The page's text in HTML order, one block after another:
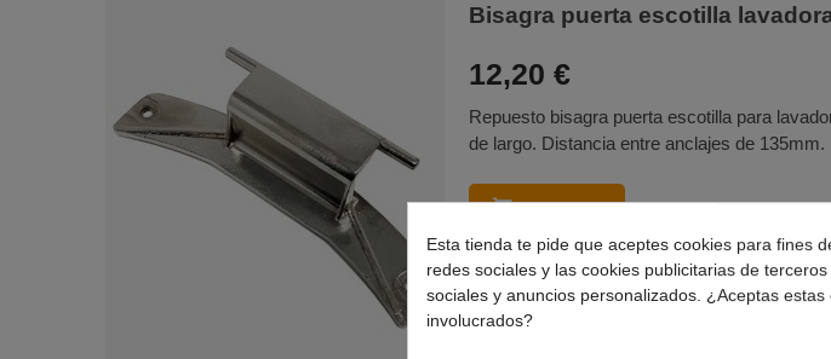
Bisagra puerta escotilla
12,20 €
Repuesto bisagra puerta escotilla para
de largo. Distancia entre anclajes de
COMPRAR
Esta tienda te pide que aceptes cookies para fines
redes sociales y las cookies publicitarias de
sociales y anuncios personalizados. ¿Aceptas
involucrados?